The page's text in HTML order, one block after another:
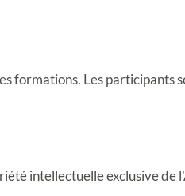
formations. Les participants
intellectuelle exclusive de